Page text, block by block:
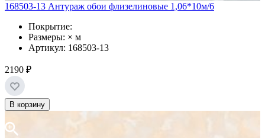
168503-13 Антураж обои флизелиновые 1,06*10м/6
Покрытие:
Размеры: × м
Артикул: 168503-13
2190 ₽
В корзину